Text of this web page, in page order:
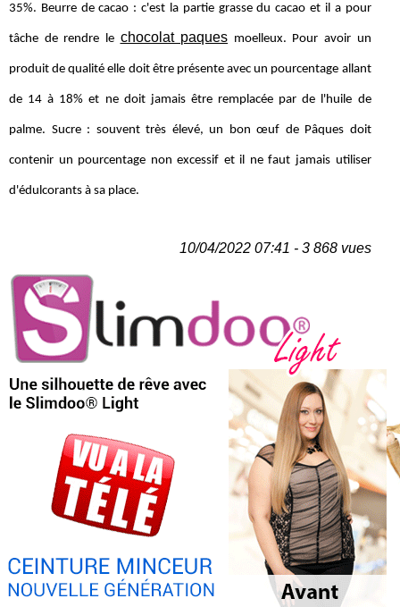
35%. Beurre de cacao : c'est la partie grasse du cacao et il a pour
tâche de rendre le chocolat paques moelleux. Pour avoir un
produit de qualité elle doit être présente avec un pourcentage allant
de 14 à 18% et ne doit jamais être remplacée par de l'huile de
palme. Sucre : souvent très élevé, un bon œuf de Pâques doit
contenir un pourcentage non excessif et il ne faut jamais utiliser
d'édulcorants à sa place.
10/04/2022 07:41 - 3 868 vues